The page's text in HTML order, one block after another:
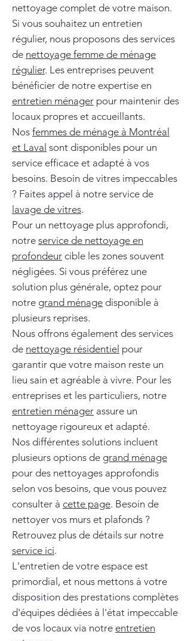
nettoyage complet de votre maison.
Si vous souhaitez un entretien
régulier, nous proposons des services
de nettoyage femme de ménage
régulier. Les entreprises peuvent
bénéficier de notre expertise en
entretien ménager pour maintenir des
locaux propres et accueillants.
Nos femmes de ménage à Montréal
et Laval sont disponibles pour un
service efficace et adapté à vos
besoins. Besoin de vitres impeccables
? Faites appel à notre service de
lavage de vitres.
Pour un nettoyage plus approfondi,
notre service de nettoyage en
profondeur cible les zones souvent
négligées. Si vous préférez une
solution plus générale, optez pour
notre grand ménage disponible à
plusieurs reprises.
Nous offrons également des services
de nettoyage résidentiel pour
garantir que votre maison reste un
lieu sain et agréable à vivre. Pour les
entreprises et les particuliers, notre
entretien ménager assure un
nettoyage rigoureux et adapté.
Nos différentes solutions incluent
plusieurs options de grand ménage
pour des nettoyages approfondis
selon vos besoins, que vous pouvez
consulter à cette page. Besoin de
nettoyer vos murs et plafonds ?
Retrouvez plus de détails sur notre
service ici.
L'entretien de votre espace est
primordial, et nous mettons à votre
disposition des prestations complètes
d'équipes dédiées à l'état impeccable
de vos locaux via notre entretien